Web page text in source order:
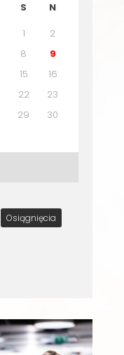
S
N
1
2
8
9
15
16
22
23
29
30
Osiągnięcia